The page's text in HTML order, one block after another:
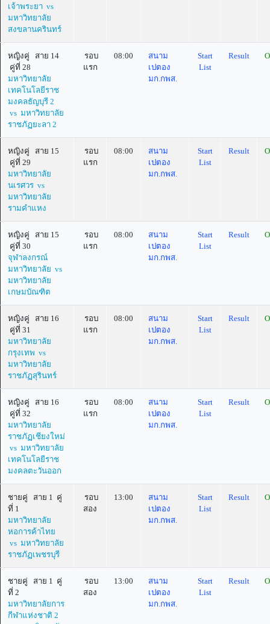
เจ้าพระยา vs
มหาวิทยาลัย
สงขลานครินทร์
หญิงคู่ สาย 14
คู่ที่ 28
มหาวิทยาลัย
เทคโนโลยีราช
มงคลธัญบุรี 2
vs มหาวิทยาลัย
ราชภัฏยะลา 2
รอบ
แรก
08:00
สนาม
เปตอง
มก.กพส.
Start
List
Result
หญิงคู่ สาย 15
คู่ที่ 29
มหาวิทยาลัย
นเรศวร vs
มหาวิทยาลัย
รามคำแหง
รอบ
แรก
08:00
สนาม
เปตอง
มก.กพส.
Start
List
Result
หญิงคู่ สาย 15
คู่ที่ 30
จุฬาลงกรณ์
มหาวิทยาลัย vs
มหาวิทยาลัย
เกษมบัณฑิต
รอบ
แรก
08:00
สนาม
เปตอง
มก.กพส.
Start
List
Result
หญิงคู่ สาย 16
คู่ที่ 31
มหาวิทยาลัย
กรุงเทพ vs
มหาวิทยาลัย
ราชภัฏสุรินทร์
รอบ
แรก
08:00
สนาม
เปตอง
มก.กพส.
Start
List
Result
หญิงคู่ สาย 16
คู่ที่ 32
มหาวิทยาลัย
ราชภัฏเชียงใหม่
vs มหาวิทยาลัย
เทคโนโลยีราช
มงคลตะวันออก
รอบ
แรก
08:00
สนาม
เปตอง
มก.กพส.
Start
List
Result
ชายคู่ สาย 1 คู่
ที่ 1
มหาวิทยาลัย
หอการค้าไทย
vs มหาวิทยาลัย
ราชภัฏเพชรบุรี
รอบ
สอง
13:00
สนาม
เปตอง
มก.กพส.
Start
List
Result
ชายคู่ สาย 1 คู่
ที่ 2
มหาวิทยาลัยการ
กีฬาแห่งชาติ 2
รอบ
สอง
13:00
สนาม
เปตอง
มก.กพส.
Start
List
Result